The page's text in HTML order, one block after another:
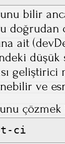
bilir
doğrudan
ait
düşük
geliştirici
ve
ci